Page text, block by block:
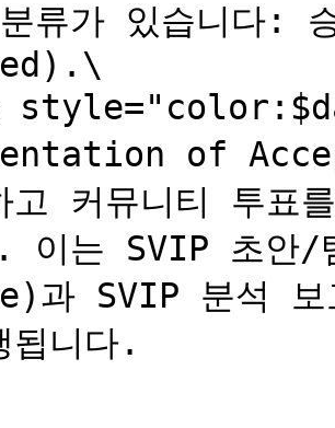
류가 있습니다:
of
고 커뮤니티 투표
. 이는 SVIP 초
과 SVIP 분석 보